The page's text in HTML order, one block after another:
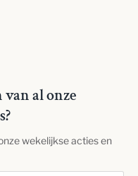
al onze
wekelijkse acties en